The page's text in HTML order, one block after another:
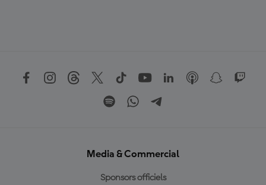
Media & Commercial
Sponsors officiels